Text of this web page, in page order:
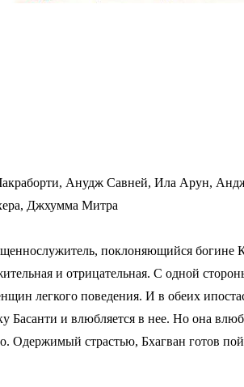
Анудж Савней, Ила Арун,
Джхумма Митра
поклоняющийся богине
и отрицательная. С одной
легкого поведения. И в обеих
Басанти и влюбляется в нее. Но она
Одержимый страстью, Бхагван готов